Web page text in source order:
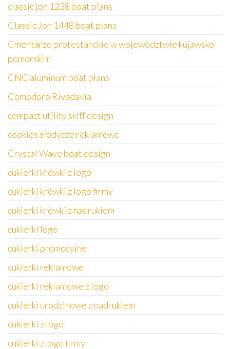
classic jon 1238 boat plans
Classic Jon 1448 boat plans
Cmentarze protestanckie w województwie kujawsko-
pomorskim
CNC aluminum boat plans
Comodoro Rivadavia
compact utility skiff design
cookies słodycze reklamowe
Crystal Wave boat design
cukierki krówki z logo
cukierki krówki z logo firmy
cukierki krówki z nadrukiem
cukierki logo
cukierki promocyjne
cukierki reklamowe
cukierki reklamowe z logo
cukierki urodzinowe z nadrukiem
cukierki z logo
cukierki z logo firmy